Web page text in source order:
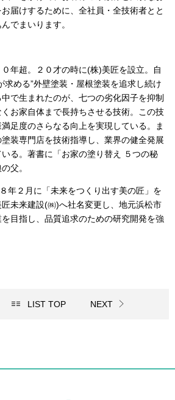
届けするために、全社員・全技術者とと
でまいります。
年超。２０才の時に(株)美匠を設立。自
求める”外壁塗装・屋根塗装を追求し続け
で生まれたのが、七つの劣化因子を抑制
お家自体まで長持ちさせる技術。この技
足度のさらなる向上を実現している。ま
装専門店を技術指導し、業界の健全発展
る。著書に「お家の塗り替え ５つの秘
父。
年２月に「未来をつくり出す美の匠」を
未来建設(㈱)へ社名変更し、地元浜松市
目指し、品質追求のための研究開発を強
LIST TOP NEXT